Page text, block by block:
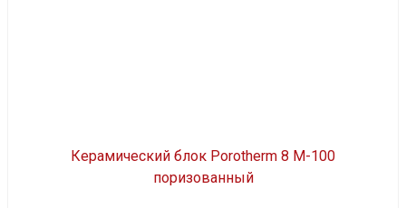
Керамический блок Porotherm 8 М-100
поризованный